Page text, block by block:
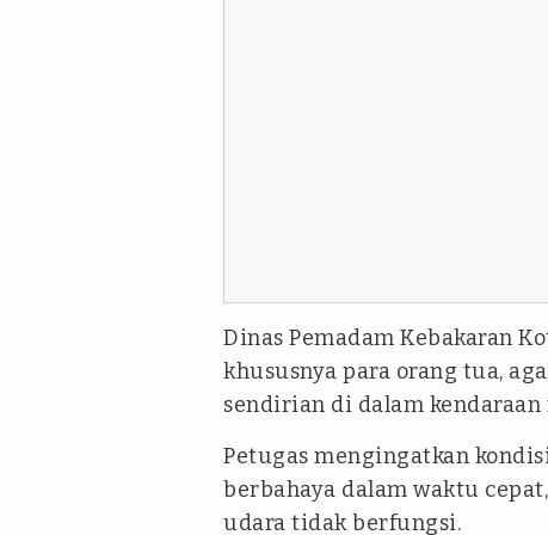
Dinas Pemadam Kebakaran
khususnya para orang tua,
sendirian di dalam
Petugas mengingatkan
berbahaya dalam waktu
udara tidak berfungsi.